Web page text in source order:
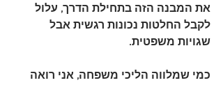
את המבנה הזה בתחילת הדרך, עלול
לקבל החלטות נכונות רגשית אבל
שגויות משפטית.
כמי שמלווה הליכי משפחה, אני רואה